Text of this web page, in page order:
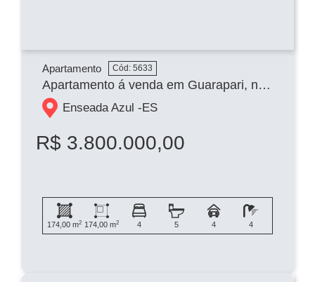
Apartamento Cód: 5633
Apartamento á venda em Guarapari, na Enseada Azul, 4 suítes.
Enseada Azul -ES
R$ 3.800.000,00
174,00 m2 174,00 m2 4 5 4 4